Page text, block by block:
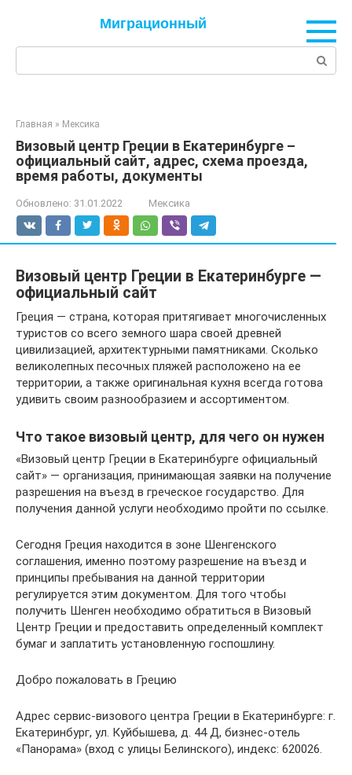
Миграционный
Главная » Мексика
Визовый центр Греции в Екатеринбурге –
официальный сайт, адрес, схема проезда,
время работы, документы
Обновлено: 31.01.2022 Мексика
Визовый центр Греции в Екатеринбурге —
официальный сайт
Греция — страна, которая притягивает многочисленных
туристов со всего земного шара своей древней
цивилизацией, архитектурными памятниками. Сколько
великолепных песочных пляжей расположено на ее
территории, а также оригинальная кухня всегда готова
удивить своим разнообразием и ассортиментом.
Что такое визовый центр, для чего он нужен
«Визовый центр Греции в Екатеринбурге официальный
сайт» — организация, принимающая заявки на получение
разрешения на въезд в греческое государство. Для
получения данной услуги необходимо пройти по ссылке.
Сегодня Греция находится в зоне Шенгенского
соглашения, именно поэтому разрешение на въезд и
принципы пребывания на данной территории
регулируется этим документом. Для того чтобы
получить Шенген необходимо обратиться в Визовый
Центр Греции и предоставить определенный комплект
бумаг и заплатить установленную госпошлину.
Добро пожаловать в Грецию
Адрес сервис-визового центра Греции в Екатеринбурге: г.
Екатеринбург, ул. Куйбышева, д. 44 Д, бизнес-отель
«Панорама» (вход с улицы Белинского), индекс: 620026.